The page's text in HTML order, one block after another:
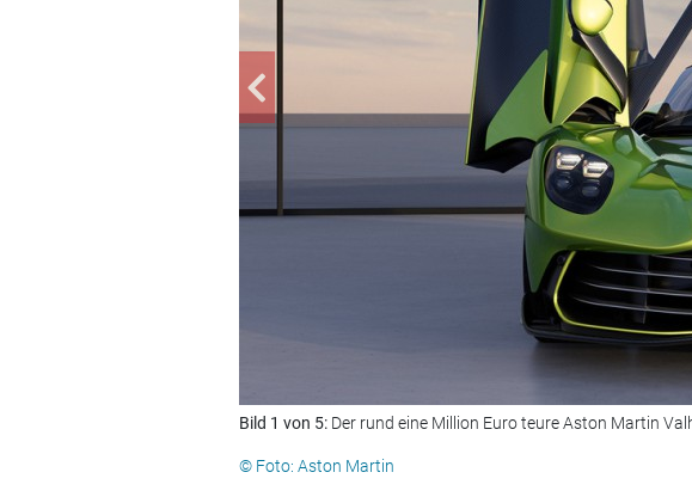
Bild 1 von 5: Der rund eine Million Euro teure Aston Martin
© Foto: Aston Martin